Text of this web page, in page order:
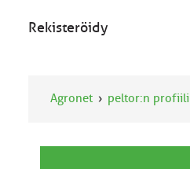
Rekisteröidy
Agronet peltor:n profiili